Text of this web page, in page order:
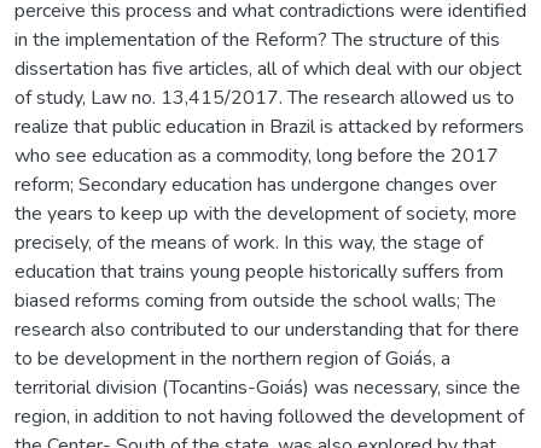
perceive this process and what contradictions were identified
in the implementation of the Reform? The structure of this
dissertation has five articles, all of which deal with our object
of study, Law no. 13,415/2017. The research allowed us to
realize that public education in Brazil is attacked by reformers
who see education as a commodity, long before the 2017
reform; Secondary education has undergone changes over
the years to keep up with the development of society, more
precisely, of the means of work. In this way, the stage of
education that trains young people historically suffers from
biased reforms coming from outside the school walls; The
research also contributed to our understanding that for there
to be development in the northern region of Goiás, a
territorial division (Tocantins-Goiás) was necessary, since the
region, in addition to not having followed the development of